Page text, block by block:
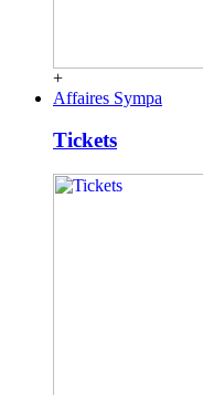
+
Affaires Sympa
Tickets